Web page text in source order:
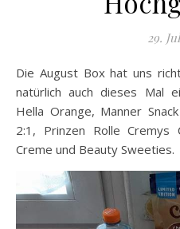
29.
Die August Box hat uns richtig gut gefallen und ich habe
natürlich auch dieses Mal
Hella Orange, Manner
2:1, Prinzen Rolle
Creme und Beauty Sweeties.